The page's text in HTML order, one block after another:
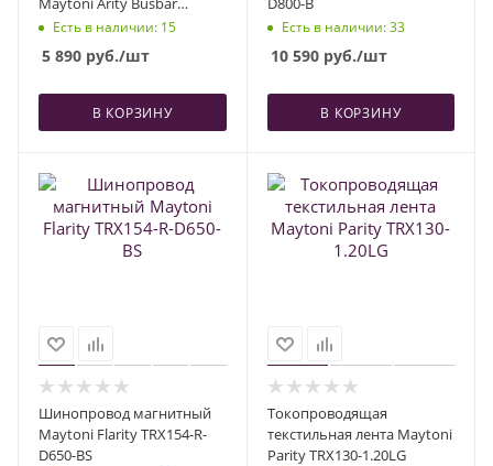
trunkings TRX233-HL-1B
Есть в наличии: 15
5 890 руб./шт
В КОРЗИНУ
Есть в наличии: 33
10 590руб./шт
В КОРЗИНУ
Шинопровод магнитный
Maytoni Flarity TRX154-R-
D650-BS
Токопроводящая
текстильная лента Maytoni
Parity TRX130-1.20LG